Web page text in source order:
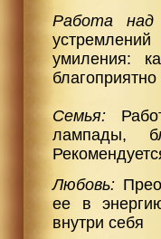
Работа
умиления:
Семья:
лампады,
Любовь:
ее в
внутри себя